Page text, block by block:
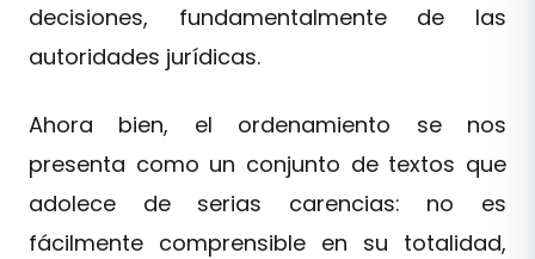
decisiones, fundamentalmente de las
autoridades jurídicas.
Ahora bien, el ordenamiento se nos
presenta como un conjunto de textos que
adolece de serias carencias: no es
fácilmente comprensible en su totalidad,